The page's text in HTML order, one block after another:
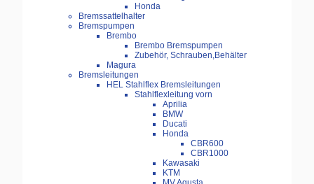
Honda
Bremssattelhalter
Bremspumpen
Brembo
Brembo Bremspumpen
Zubehör, Schrauben,Behälter
Magura
Bremsleitungen
HEL Stahlflex Bremsleitungen
Stahlflexleitung vorn
Aprilia
BMW
Ducati
Honda
CBR600
CBR1000
Kawasaki
KTM